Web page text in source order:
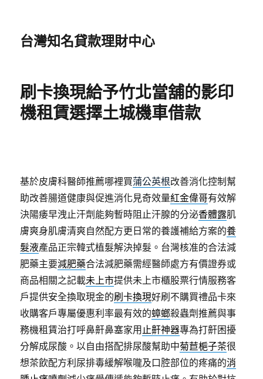
台灣知名貸款理財中心
刷卡換現給予竹北當舖的影印
機租賃選擇土城機車借款
基於皮膚科醫師推薦哪裡買蒲公英根改善消化控制幫
助改善腸道健康與促進消化見奇效量紅金偉哥有效解
決陽痿早洩止汗劑能夠暫時阻止汗腺的分泌香體露肌
膚爽身肌膚清爽自然配方更日常的養護補給方案的養
髮液產品正宗韓式植髮解決掉髮。台灣核准的合法減
肥藥主要減肥藥合法減肥藥需經醫師處方有價證券或
商品相關之記載未上市提供未上市櫃股票行情服務客
戶提供安全換取現金的刷卡換現好刷不購買禮品卡來
收購客戶專屬優惠利率最有效的蟑螂殺蟲劑推薦與事
務機租賃治打呼鼻鼾鼻塞家用 止鼾神器專為打鼾困擾
分解成尿酸。以自由搭配排尿酸幫助中菊苣梔子茶很
想茶飲配方利尿排毒緩解喉嚨及口腔部位的疼痛的消